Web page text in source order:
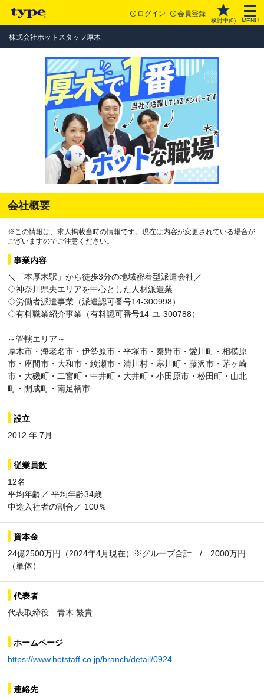
ログイン 会員登録
検討中(0) MENU
株式会社ホットスタッフ厚木
会社概要
※この情報は、求人掲載当時の情報です。現在は内容が変更されている場合が
ございますのでご注意ください。
事業内容
＼「本厚木駅」から徒歩3分の地域密着型派遣会社／
◇神奈川県央エリアを中心とした人材派遣業
◇労働者派遣事業（派遣認可番号14-300998）
◇有料職業紹介事業（有料認可番号14-ユ-300788）
～管轄エリア～
厚木市・海老名市・伊勢原市・平塚市・秦野市・愛川町・相模原
市・座間市・大和市・綾瀬市・清川村・寒川町・藤沢市・茅ヶ崎
市・大磯町・二宮町・中井町・大井町・小田原市・松田町・山北
町・開成町・南足柄市
設立
2012 年 7月
従業員数
12名
平均年齢／ 平均年齢34歳
中途入社者の割合／ 100％
資本金
24億2500万円（2024年4月現在）※グループ合計 / 2000万円
（単体）
代表者
代表取締役 青木 繁貴
ホームページ
https://www.hotstaff.co.jp/branch/detail/0924
連絡先